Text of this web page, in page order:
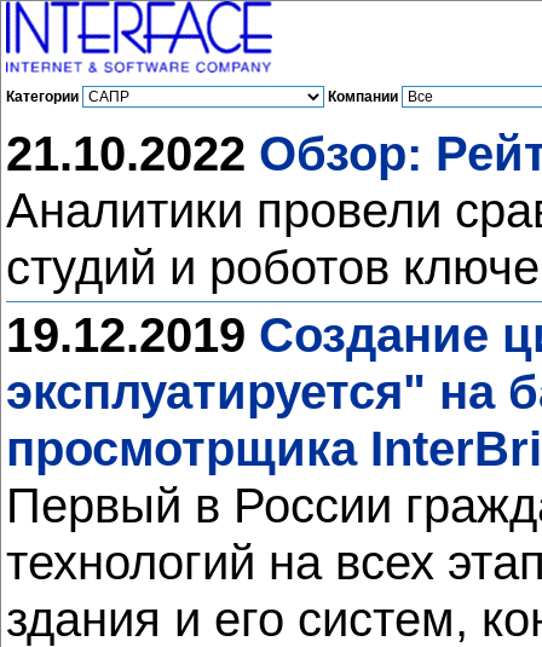
Категории Компании
21.10.2022 Обзор:
Аналитики провели
студий и роботов
19.12.2019 Создание
эксплуатируется"
просмотрщика
Первый в России
технологий на всех
здания и его систем,